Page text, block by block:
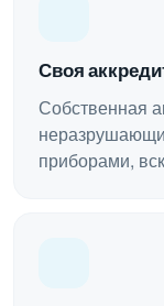
Своя
Собственная
приборами,